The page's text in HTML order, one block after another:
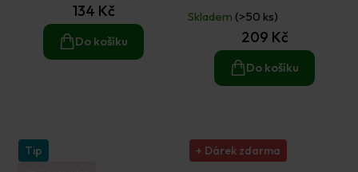
134 Kč
Do košíku
hodnocení
produktu
Skladem (>50 ks)
209 Kč
Do košíku
Tip
+ Dárek zdarma